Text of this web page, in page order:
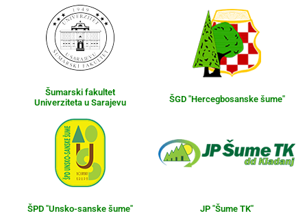
Šumarski fakultet
Univerziteta u Sarajevu
ŠGD "Hercegbosanske šume"
ŠPD "Unsko-sanske šume" JP "Šume TK"